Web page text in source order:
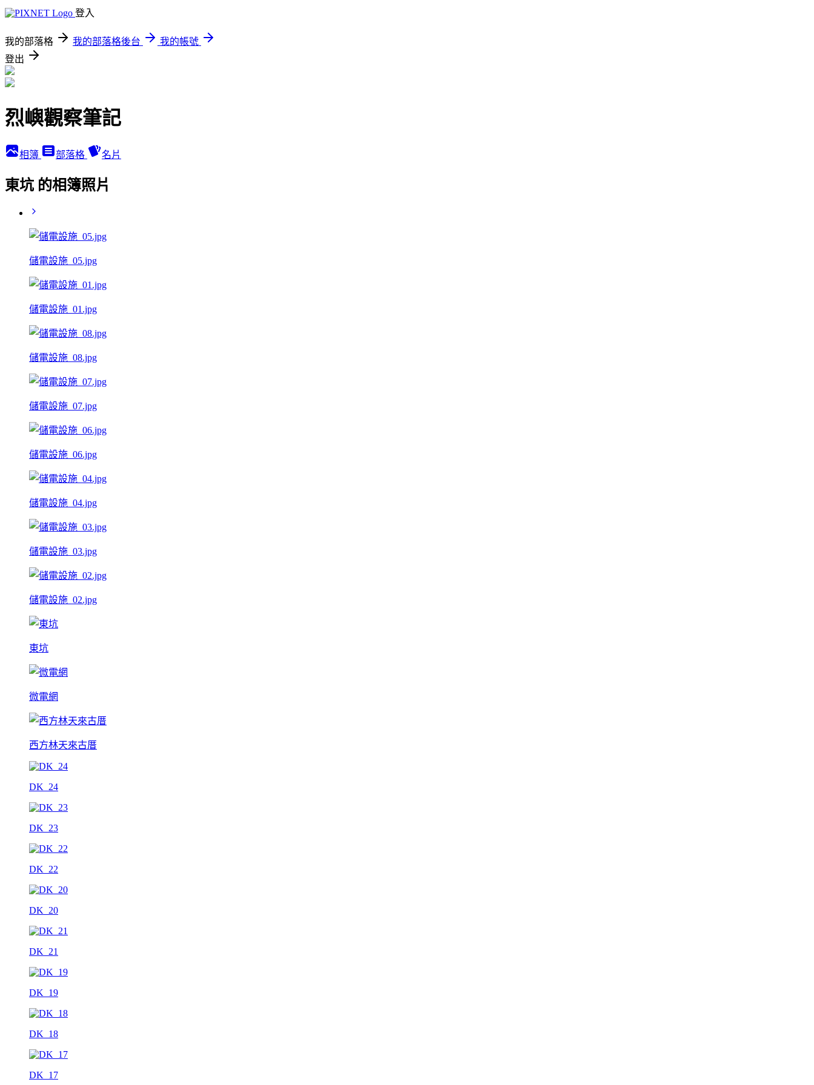
登入
我的部落格 我的部落格後台
我的帳號
登出
烈嶼觀察筆記
相簿 部落格 名片
東坑 的相簿照片
儲電設施_05.jpg
儲電設施_01.jpg
儲電設施_08.jpg
儲電設施_07.jpg
儲電設施_06.jpg
儲電設施_04.jpg
儲電設施_03.jpg
儲電設施_02.jpg
東坑
微電網
西方林天來古厝
DK_24
DK_23
DK_22
DK_20
DK_21
DK_19
DK_18
DK_17